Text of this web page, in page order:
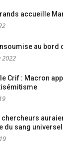
accueille
au bord
2022
Crif : Macron
chercheurs
du sang universel